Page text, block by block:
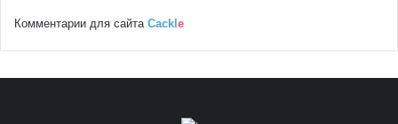
Комментарии для сайта Cackle